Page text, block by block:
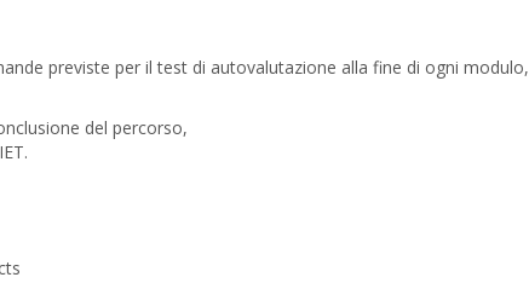
previste per il test di autovalutazione alla fine di ogni modulo,
del percorso,